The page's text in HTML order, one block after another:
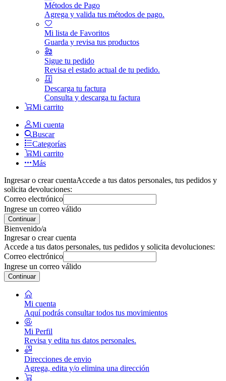
Métodos de Pago
Agrega y valida tus métodos de pago.
Mi lista de Favoritos
Guarda y revisa tus productos
Sigue tu pedido
Revisa el estado actual de tu pedido.
Descarga tu factura
Consulta y descarga tu factura
Mi carrito
Mi cuenta
Buscar
Categorías
Mi carrito
Más
Ingresar o crear cuentaAccede a tus datos personales, tus pedidos y
solicita devoluciones:
Correo electrónico
Ingrese un correo válido
Continuar
Bienvenido/a
Ingresar o crear cuenta
Accede a tus datos personales, tus pedidos y solicita devoluciones:
Correo electrónico
Ingrese un correo válido
Continuar
Mi cuenta
Aquí podrás consultar todos tus movimientos
Mi Perfil
Revisa y edita tus datos personales.
Direcciones de envio
Agrega, edita y/o elimina una dirección